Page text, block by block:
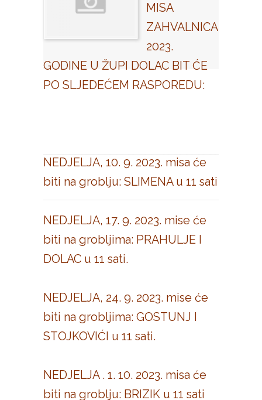
MISA
ZAHVALNICA
2023.
GODINE U ŽUPI DOLAC BIT ĆE
PO SLJEDEĆEM RASPOREDU:
NEDJELJA, 10. 9. 2023. misa će
biti na groblju: SLIMENA u 11 sati
NEDJELJA, 17. 9. 2023. mise će
biti na grobljima: PRAHULJE I
DOLAC u 11 sati.
NEDJELJA, 24. 9. 2023. mise će
biti na grobljima: GOSTUNJ I
STOJKOVIĆI u 11 sati.
NEDJELJA . 1. 10. 2023. misa će
biti na groblju: BRIZIK u 11 sati